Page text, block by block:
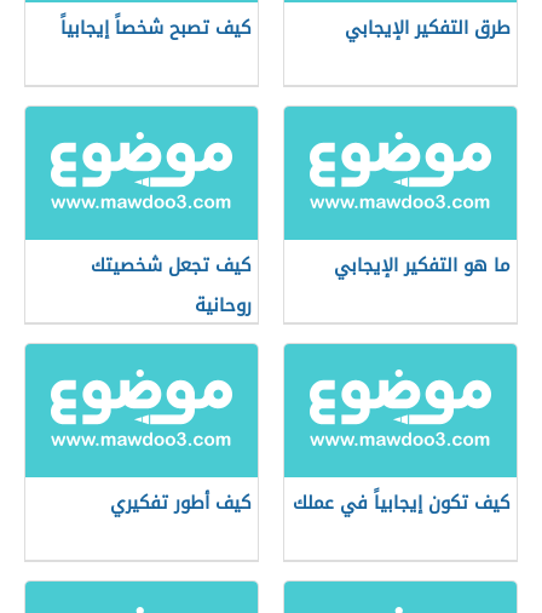
طرق التفكير الإيجابي كيف تصبح شخصاً إيجابياً
ما هو التفكير الإيجابي
كيف تجعل شخصيتك
روحانية
كيف تكون إيجابياً في عملك كيف أطور تفكيري